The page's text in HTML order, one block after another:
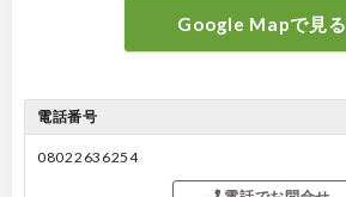
Google Mapで見る
電話番号
08022636254